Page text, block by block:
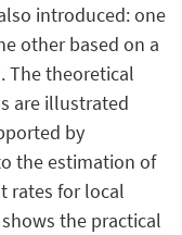
introduced: one
other based on a
The theoretical
are illustrated
by
the estimation of
rates for local
the practical